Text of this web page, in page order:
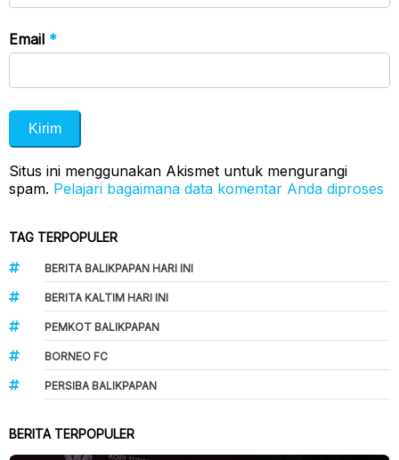
Email *
Situs ini menggunakan Akismet untuk mengurangi
spam. Pelajari bagaimana data komentar Anda diproses
TAG TERPOPULER
BERITA BALIKPAPAN HARI INI
BERITA KALTIM HARI INI
PEMKOT BALIKPAPAN
BORNEO FC
PERSIBA BALIKPAPAN
BERITA TERPOPULER